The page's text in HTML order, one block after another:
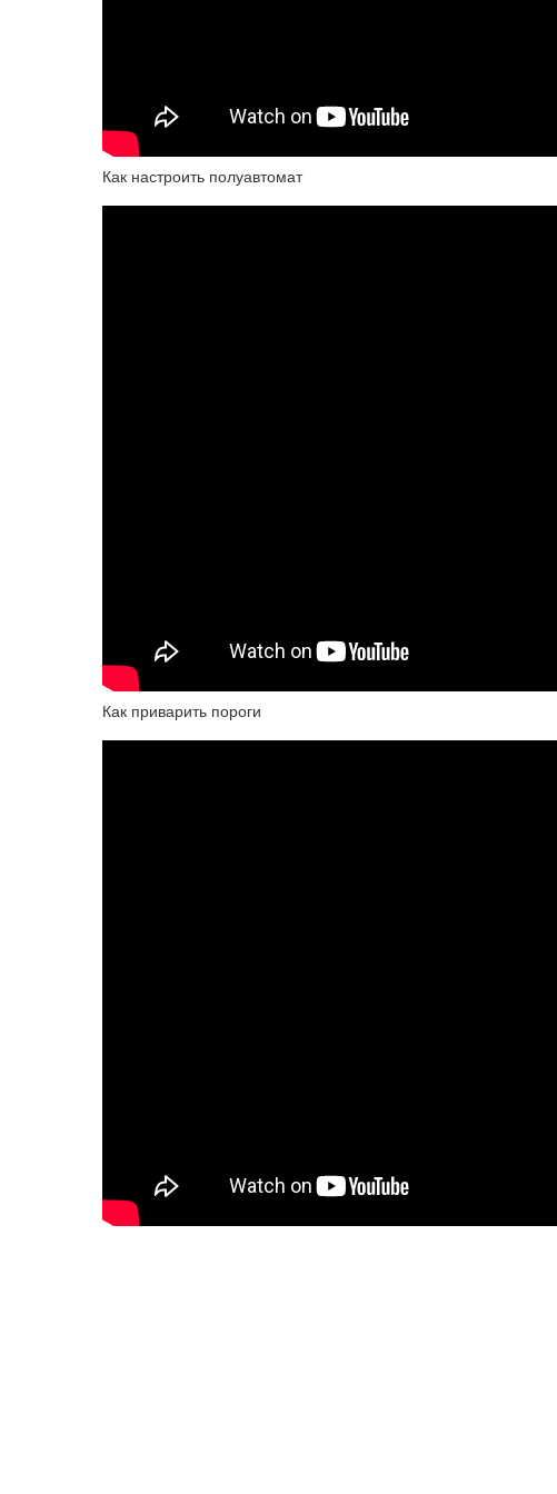
Как настроить полуавтомат
Как приварить пороги